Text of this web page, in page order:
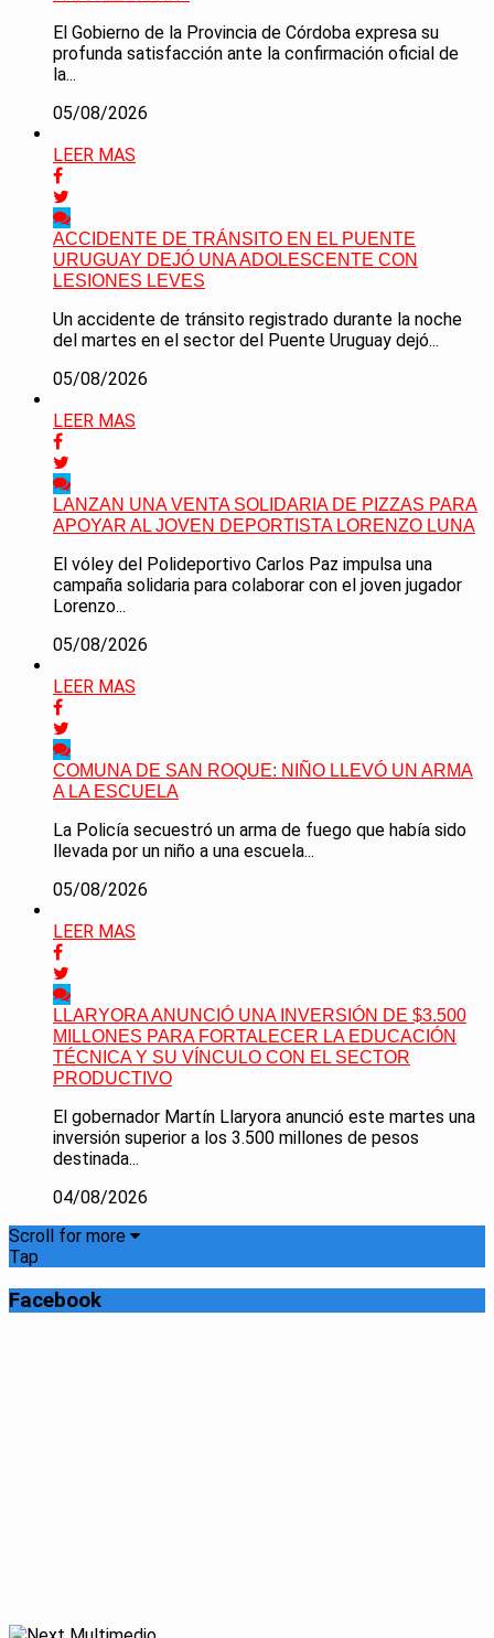
El Gobierno de la Provincia de Córdoba expresa su
profunda satisfacción ante la confirmación oficial de
la...
05/08/2026
LEER MAS
ACCIDENTE DE TRÁNSITO EN EL PUENTE
URUGUAY DEJÓ UNA ADOLESCENTE CON
LESIONES LEVES
Un accidente de tránsito registrado durante la noche
del martes en el sector del Puente Uruguay dejó...
05/08/2026
LEER MAS
LANZAN UNA VENTA SOLIDARIA DE PIZZAS PARA
APOYAR AL JOVEN DEPORTISTA LORENZO LUNA
El vóley del Polideportivo Carlos Paz impulsa una
campaña solidaria para colaborar con el joven jugador
Lorenzo...
05/08/2026
LEER MAS
COMUNA DE SAN ROQUE: NIÑO LLEVÓ UN ARMA
A LA ESCUELA
La Policía secuestró un arma de fuego que había sido
llevada por un niño a una escuela...
05/08/2026
LEER MAS
LLARYORA ANUNCIÓ UNA INVERSIÓN DE $3.500
MILLONES PARA FORTALECER LA EDUCACIÓN
TÉCNICA Y SU VÍNCULO CON EL SECTOR
PRODUCTIVO
El gobernador Martín Llaryora anunció este martes una
inversión superior a los 3.500 millones de pesos
destinada...
04/08/2026
Scroll for more
Tap
Facebook